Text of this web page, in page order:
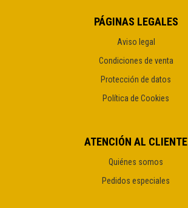
PÁGINAS LEGALES
Aviso legal
Condiciones de venta
Protección de datos
Política de Cookies
ATENCIÓN AL CLIENTE
Quiénes somos
Pedidos especiales